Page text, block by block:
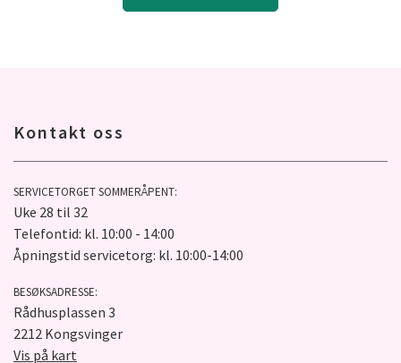
Kontakt oss
SERVICETORGET SOMMERÅPENT:
Uke 28 til 32
Telefontid: kl. 10:00 - 14:00
Åpningstid servicetorg: kl. 10:00-14:00
BESØKSADRESSE:
Rådhusplassen 3
2212 Kongsvinger
Vis på kart